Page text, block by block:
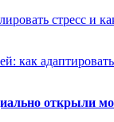
стресс и
как
открыли